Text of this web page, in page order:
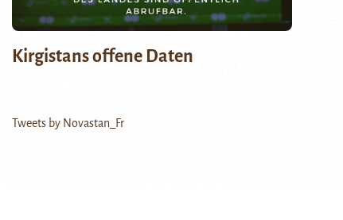
Kirgistans offene Daten
Tweets by Novastan_Fr